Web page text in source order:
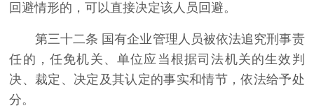
回避情形的，可以直接决定该人员回避。
第三十二条 国有企业管理人员被依法追究刑事责
任的，任免机关、单位应当根据司法机关的生效判
决、裁定、决定及其认定的事实和情节，依法给予处
分。